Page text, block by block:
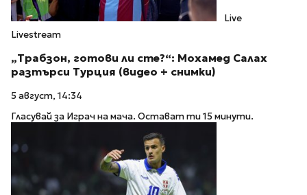
Live
Livestream
„Трабзон, готови ли сте?“: Мохамед Салах
разтърси Турция (видео + снимки)
5 август, 14:34
Гласувай за Играч на мача. Остават ти 15 минути.